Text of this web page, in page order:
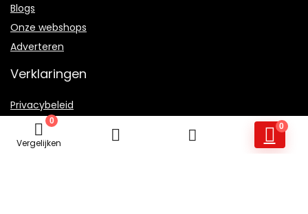
0
Vergelijken
0
Blogs
Onze webshops
Adverteren
Verklaringen
Privacybeleid
algemene voorwaarden
Gelieerde openbaarmaking